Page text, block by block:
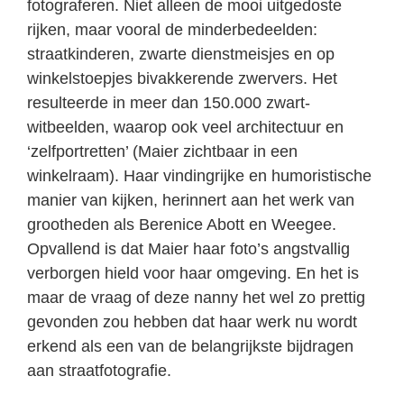
fotograferen. Niet alleen de mooi uitgedoste
rijken, maar vooral de minderbedeelden:
straatkinderen, zwarte dienstmeisjes en op
winkelstoepjes bivakkerende zwervers. Het
resulteerde in meer dan 150.000 zwart-
witbeelden, waarop ook veel architectuur en
‘zelfportretten’ (Maier zichtbaar in een
winkelraam). Haar vindingrijke en humoristische
manier van kijken, herinnert aan het werk van
grootheden als Berenice Abott en Weegee.
Opvallend is dat Maier haar foto’s angstvallig
verborgen hield voor haar omgeving. En het is
maar de vraag of deze nanny het wel zo prettig
gevonden zou hebben dat haar werk nu wordt
erkend als een van de belangrijkste bijdragen
aan straatfotografie.